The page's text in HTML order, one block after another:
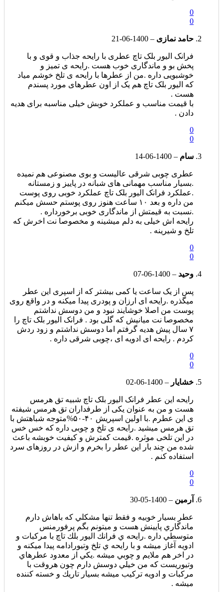
0
0
حامد نمازی –
1400-06-21
فرانک الیور بلک تاچ عطری با رایحه جذاب و قوی و با
پخش بو و ماندگاری خوب هست .رایحه ی تمیز و
خوشبویی داره .من از عطرها با رایحه ی تلخ خوشم میاد
که الیور بلک تاچ هم یک از اون عطرهای مورد پسندم
هست .
با قیمت مناسب و عملکرد خوبش خیلی مناسبه برای هدیه
دادن .
0
0
سام –
1400-06-14
عطری چوبی شرقی عالیست و بوی مصنوعی هم نمیده
.بسیار مناسب مهمانی های شبانه در پاییز و زمستانه
.عملکرد فرانک الیور بلک تاچ عملکرد خوبی روی پوست
من داره و بعد ۱۰ ساعت هنوز روی پوستم حسش میکنم
.نسبت به قیمتش از ماندگاری خوبی برخورداره .
رایحه اش خیلی به دلم میشینه و مخصوصا نت اخرش که
تلخ و شیرینه .
0
0
وحید –
1400-06-07
پس از یک ساعت یا کمی بیشتر که از اسپری این عطر
میگذره .رایحه ای ارزان و پودری پیدا میکنه و در واقع روی
پوست من اصلا خوشایند نبود و من دوسش نداشتم
مخصوصا نت میانیش که گلی بود . فرانک الیور بلک تاچ را
۷ سال پیش هدیه گرفتم اما دوسش نداشتم و زود ردش
کردم . رایحه ای ادویه ای ،چوبی شرقی داره .
0
0
خشایار –
1400-06-02
رایحه این عطر فرانک الیور بلک تاچ شبیه تق هرمس
هست و من به عنوان یکی از طرفداران تق هرمس شیفته
ی این عطرم .با اولین اسپریش ۴۰-۵۰%متوجه شباهتش با
تق هرمس میشید .رایحه ی تلخ و چوبی داره که خس خس
در این تلخی موثره .قیمت کمترش و کیفیت خوبشه باعث
شده من چند بار این عطر را بخرم و ازش در روزهای سرد
استفاده کنم .
0
0
آرمين –
1400-05-30
عطر بسيار خوبيه و فقط تنها مشكلي كه باهاش دارم
ماندگاري پايينش هست و ميتونم بگم پرفورمنس
متوسطي داره .رايحه ي فرانك اليور بلك تاچ با مركبات و
ادويه آغاز ميشه و با رايحه ي تلخ وتيورادامه پيدا ميكنه و
در اخر هم ملايم و چوبي ميشه .يكي از معدود عطرهاي
وتيوريست كه من خيلي دوسش دارم چون هروقت با
مركبات و ادويه تركيب ميشه بسيار تاريك و خسته كننده
ميشه .